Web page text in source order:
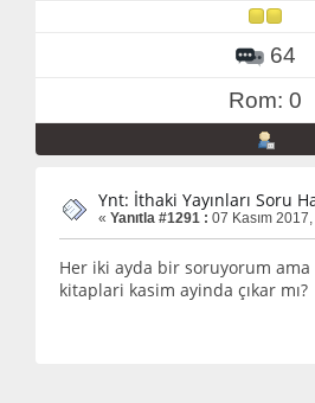
64
Rom: 0
Ynt: İthaki Yayınları Soru
« Yanıtla #1291 : 07 Kasım
Her iki ayda bir soruyorum
kitaplari kasim ayinda çıkar mı?